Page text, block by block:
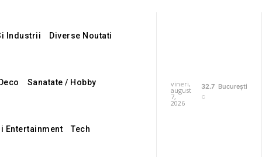
Industrii Diverse Noutati
Sanatate / Hobby
Entertainment Tech
vineri,
august
7,
2026
32.7
C
București